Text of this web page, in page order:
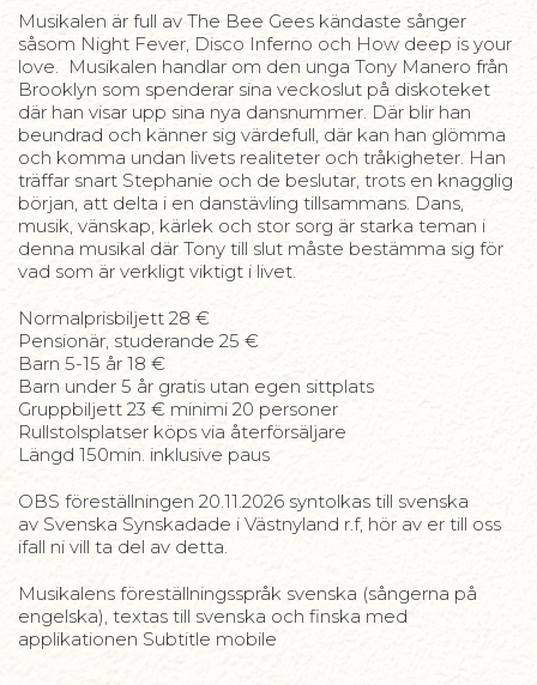
Musikalen är full av The Bee Gees kändaste sånger
såsom Night Fever, Disco Inferno och How deep is your
love. Musikalen handlar om den unga Tony Manero från
Brooklyn som spenderar sina veckoslut på diskoteket
där han visar upp sina nya dansnummer. Där blir han
beundrad och känner sig värdefull, där kan han glömma
och komma undan livets realiteter och tråkigheter. Han
träffar snart Stephanie och de beslutar, trots en knagglig
början, att delta i en danstävling tillsammans. Dans,
musik, vänskap, kärlek och stor sorg är starka teman i
denna musikal där Tony till slut måste bestämma sig för
vad som är verkligt viktigt i livet.
Normalprisbiljett 28 €
Pensionär, studerande 25 €
Barn 5-15 år 18 €
Barn under 5 år gratis utan egen sittplats
Gruppbiljett 23 € minimi 20 personer
Rullstolsplatser köps via återförsäljare
Längd 150min. inklusive paus
OBS föreställningen 20.11.2026 syntolkas till svenska
av Svenska Synskadade i Västnyland r.f, hör av er till oss
ifall ni vill ta del av detta.
Musikalens föreställningsspråk svenska (sångerna på
engelska), textas till svenska och finska med
applikationen Subtitle mobile